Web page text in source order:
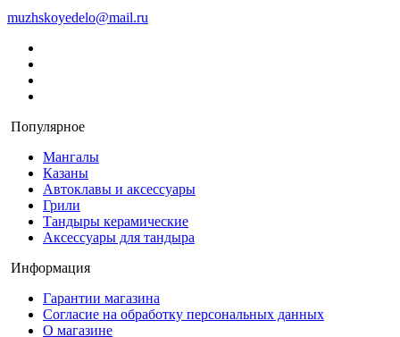
muzhskoyedelo@mail.ru
Популярное
Мангалы
Казаны
Автоклавы и аксессуары
Грили
Тандыры керамические
Аксессуары для тандыра
Информация
Гарантии магазина
Согласие на обработку персональных данных
О магазине